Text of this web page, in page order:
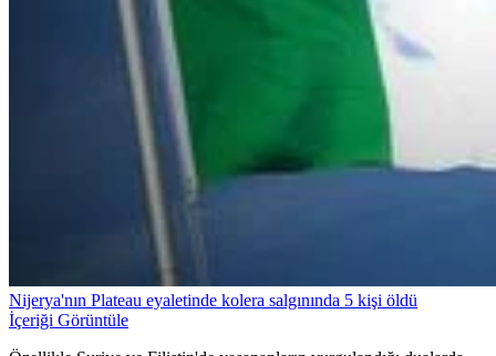
Nijerya'nın Plateau eyaletinde kolera salgınında 5 kişi öldü
İçeriği Görüntüle